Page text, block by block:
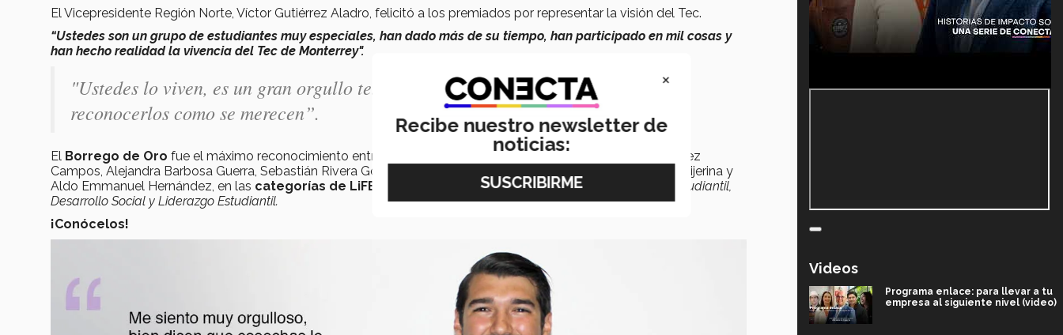
El Vicepresidente Región Norte, Víctor Gutiérrez Aladro, felicitó a los premiados por representar la visión del Tec.
“Ustedes son un grupo de estudiantes muy especiales, han dado más de su tiempo, han participado en mil cosas y
han hecho realidad la vivencia del Tec de Monterrey".
"Ustedes lo viven, es un gran orgullo tener este tipo de jóvenes para festejarlos y
reconocerlos como se merecen”.
El Borrego de Oro fue el máximo reconocimiento entregado a sólo
Víctor Humberto Gutiérrez
Campos, Alejandra Barbosa Guerra, Sebastián Rivera González , Laura Melissa Pérez González, Daniela Ríos Tijerina y
Aldo Emmanuel Hernández, en las categorías de LiFE:
Artística, Atlética, Desarrollo Profesional, Desarrollo Estudiantil,
Desarrollo Social y Liderazgo Estudiantil.
¡Conócelos!
Videos
Programa enlace: para llevar a tu
empresa al siguiente nivel (video)
×
Recibe nuestro newsletter de
noticias: